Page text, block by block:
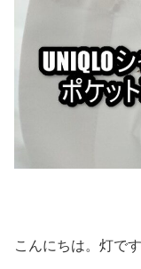
こんにちは。灯です